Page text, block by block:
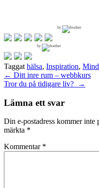
by
by
Taggat hälsa, Inspiration,
Inläggsnavigering
← Ditt inre rum – webbkurs
Tror du på tidigare liv?
→
Lämna ett svar
Din e-postadress kommer inte
märkta *
Kommentar *